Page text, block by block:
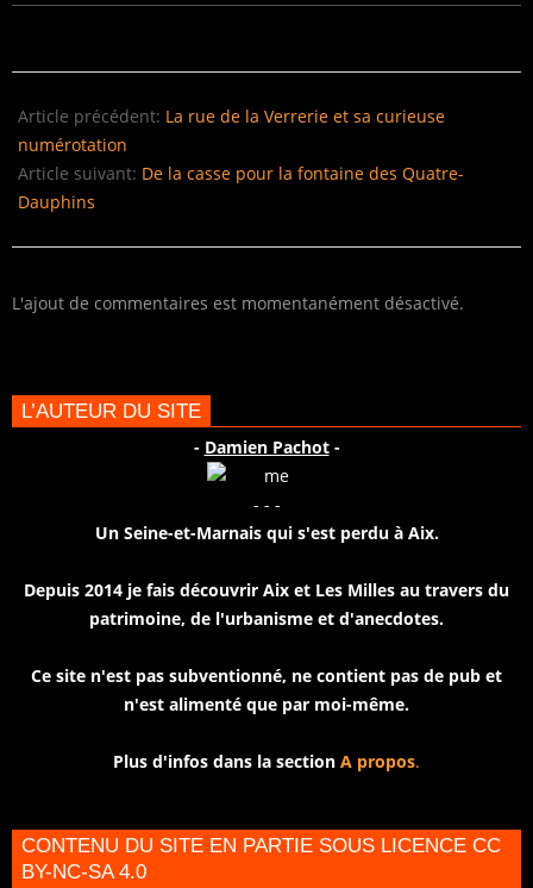
05-
22
Article précédent: La rue de la Verrerie et sa curieuse
numérotation
Article suivant: De la casse pour la fontaine des Quatre-
Dauphins
L'ajout de commentaires est momentanément désactivé.
L’AUTEUR DU SITE
- Damien Pachot-
- - -
Un Seine-et-Marnais qui s'est perdu à Aix.
Depuis 2014 je fais découvrir Aix et Les Milles au travers du
patrimoine, de l'urbanisme et d'anecdotes.
Ce site n'est pas subventionné, ne contient pas de pub et
n'est alimenté que par moi-même.
Plus d'infos dans la section A propos.
CONTENU DU SITE EN PARTIE SOUS LICENCE CC
BY-NC-SA 4.0